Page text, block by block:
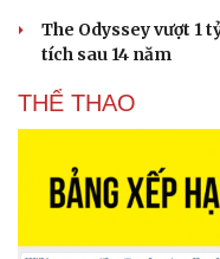
The Odyssey vượt 1
tích sau 14 năm
THỂ THAO